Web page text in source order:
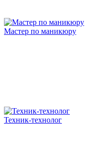
Мастер по маникюру
Техник-технолог